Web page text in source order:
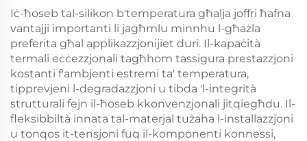
Iċ-ħoseb tal-silikon b'temperatura għalja joffri ħafna
vantajji importanti li jagħmlu minnhu l-għażla
preferita għal applikazzjonijiet duri. Il-kapaċità
termali eċċezzjonali tagħhom tassigura prestazzjoni
kostanti f'ambjenti estremi ta' temperatura,
tipprevjeni l-degradazzjoni u tibda 'l-integrità
strutturali fejn il-ħoseb kkonvenzjonali jitqiegħdu. Il-
fleksibbiltà innata tal-materjal tużaha l-installazzjoni
u tonqos it-tensjoni fuq il-komponenti konnessi,